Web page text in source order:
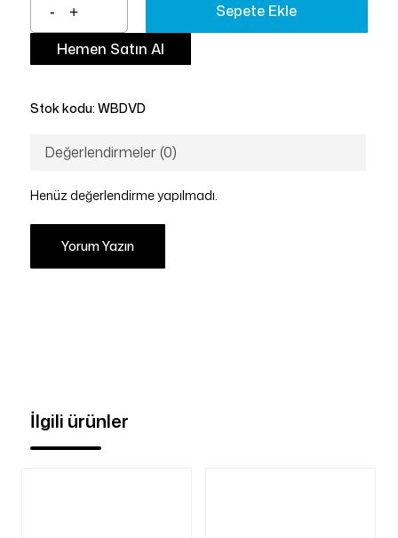
Sepete Ekle
Hemen Satın Al
Stok kodu: WBDVD
Değerlendirmeler (0)
Henüz değerlendirme yapılmadı.
Yorum Yazın
İlgili ürünler